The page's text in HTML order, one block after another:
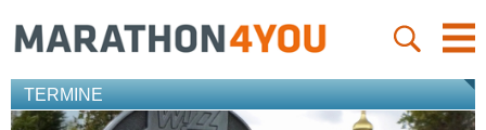
TERMINE